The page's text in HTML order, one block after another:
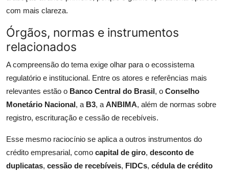
com mais clareza.
Órgãos, normas e instrumentos
relacionados
A compreensão do tema exige olhar para o ecossistema
regulatório e institucional. Entre os atores e referências mais
relevantes estão o Banco Central do Brasil, o Conselho
Monetário Nacional, a B3, a ANBIMA, além de normas sobre
registro, escrituração e cessão de recebíveis.
Esse mesmo raciocínio se aplica a outros instrumentos do
crédito empresarial, como capital de giro, desconto de
duplicatas, cessão de recebíveis, FIDCs, cédula de crédito